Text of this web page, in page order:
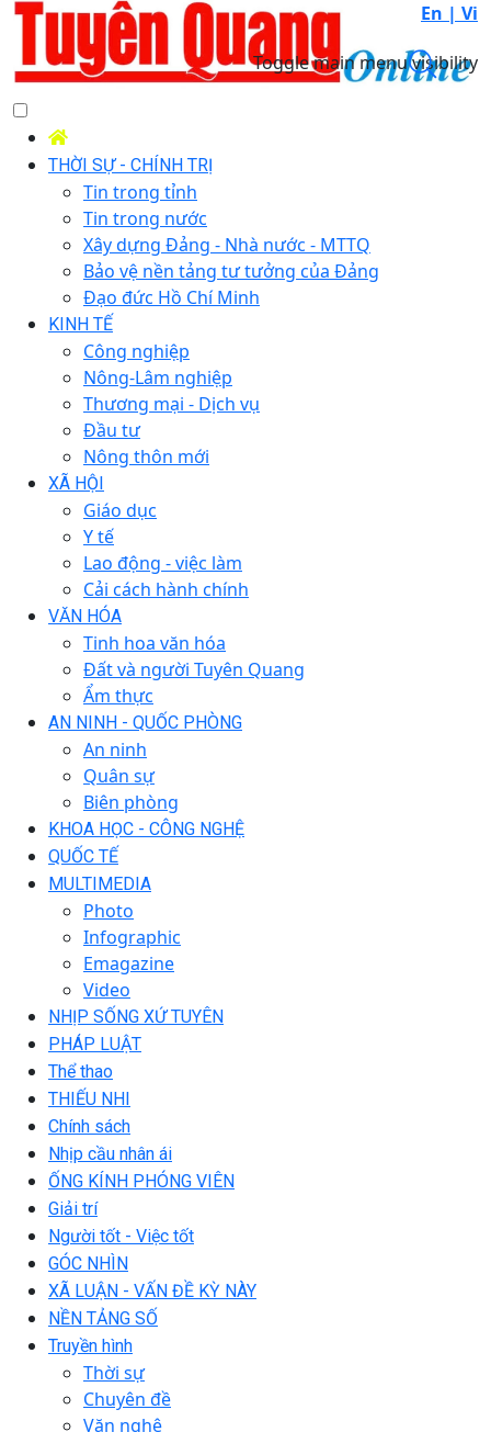
En | Vi
Toggle main menu visibility
THỜI SỰ - CHÍNH TRỊ
Tin trong tỉnh
Tin trong nước
Xây dựng Đảng - Nhà nước - MTTQ
Bảo vệ nền tảng tư tưởng của Đảng
Đạo đức Hồ Chí Minh
KINH TẾ
Công nghiệp
Nông-Lâm nghiệp
Thương mại - Dịch vụ
Đầu tư
Nông thôn mới
XÃ HỘI
Giáo dục
Y tế
Lao động - việc làm
Cải cách hành chính
VĂN HÓA
Tinh hoa văn hóa
Đất và người Tuyên Quang
Ẩm thực
AN NINH - QUỐC PHÒNG
An ninh
Quân sự
Biên phòng
KHOA HỌC - CÔNG NGHỆ
QUỐC TẾ
MULTIMEDIA
Photo
Infographic
Emagazine
Video
NHỊP SỐNG XỨ TUYÊN
PHÁP LUẬT
Thể thao
THIẾU NHI
Chính sách
Nhịp cầu nhân ái
ỐNG KÍNH PHÓNG VIÊN
Giải trí
Người tốt - Việc tốt
GÓC NHÌN
XÃ LUẬN - VẤN ĐỀ KỲ NÀY
NỀN TẢNG SỐ
Truyền hình
Thời sự
Chuyên đề
Văn nghệ